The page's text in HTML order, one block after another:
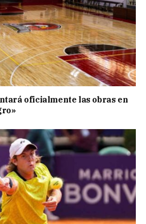
oficialmente las obras en